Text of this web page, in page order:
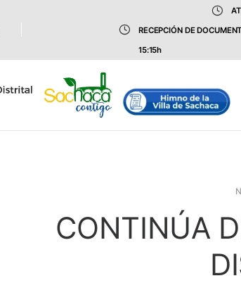
RECEPCIÓN DE
15:15h
CONTINÚA